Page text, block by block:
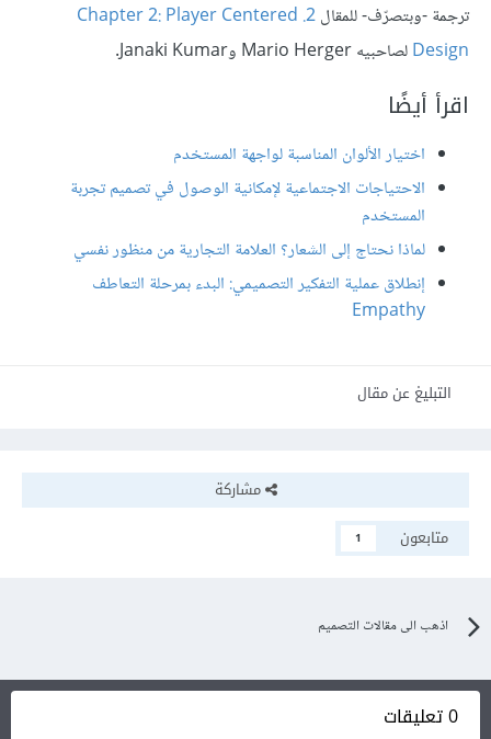
ترجمة -وبتصرّف- للمقال
2. Chapter 2: Player Centered
Designلصاحبيه Mario Herger وJanaki Kumar.
اقرأ أيضًا
اختيار الألوان المناسبة لواجهة المستخدم
الاحتياجات الاجتماعية لإمكانية الوصول في تصميم تجربة
المستخدم
لماذا نحتاج إلى الشعار؟ العلامة التجارية من منظور نفسي
إنطلاق عملية التفكير التصميمي: البدء بمرحلة التعاطف
Empathy
التبليغ عن مقال
مشاركة
متابعون
1
اذهب الى مقالات التصميم
0 تعليقات